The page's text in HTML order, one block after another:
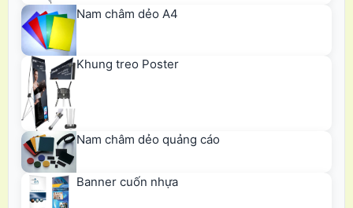
Nam châm dẻo A4
Khung treo Poster
Nam châm dẻo quảng cáo
Banner cuốn nhựa